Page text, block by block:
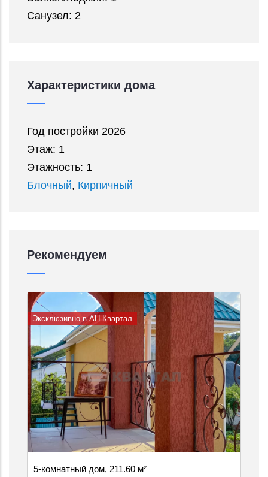
Санузел: 2
Характеристики дома
Год постройки 2026
Этаж: 1
Этажность: 1
Блочный, Кирпичный
Рекомендуем
Эксклюзивно в АН Квартал
5-комнатный дом, 211.60 м²